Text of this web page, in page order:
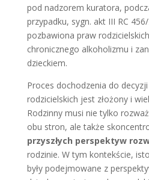
pod nadzorem kuratora,
przypadku, sygn. akt III RC
pozbawiona praw
chronicznego alkoholizmu i
dzieckiem.
Proces dochodzenia do
rodzicielskich jest złożony i
Rodzinny musi nie tylko
obu stron, ale także
przyszłych perspektyw
rodzinie. W tym kontekście,
były podejmowane z